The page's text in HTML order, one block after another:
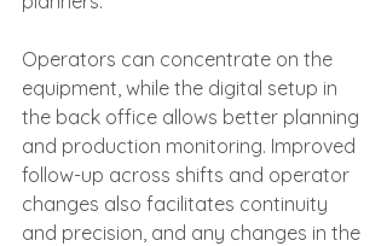
Operators can concentrate on the
equipment, while the digital setup in
the back office allows better planning
and production monitoring. Improved
follow-up across shifts and operator
changes also facilitates continuity
and precision, and any changes in the